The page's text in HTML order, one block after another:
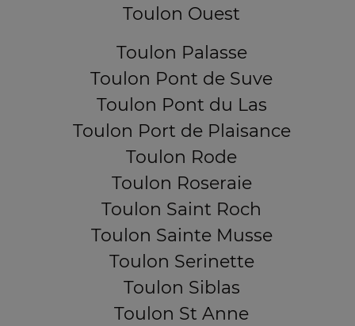
Toulon Ouest
Toulon Palasse
Toulon Pont de Suve
Toulon Pont du Las
Toulon Port de Plaisance
Toulon Rode
Toulon Roseraie
Toulon Saint Roch
Toulon Sainte Musse
Toulon Serinette
Toulon Siblas
Toulon St Anne